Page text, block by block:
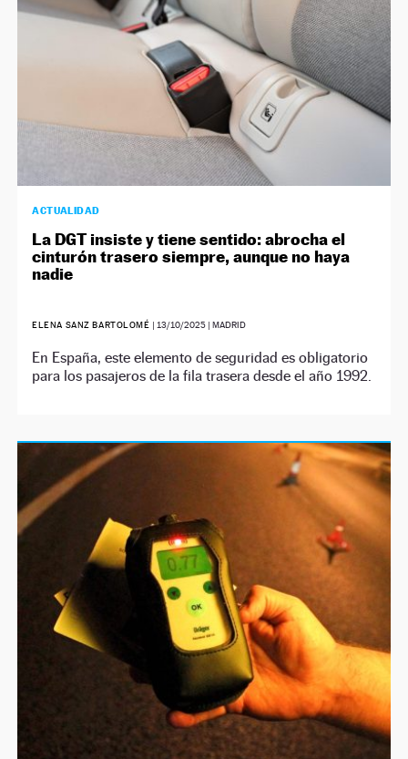
ACTUALIDAD
La DGT insiste y tiene sentido: abrocha el
cinturón trasero siempre, aunque no haya
nadie
ELENA SANZ BARTOLOMÉ | 13/10/2025| MADRID
En España, este elemento de seguridad es obligatorio
para los pasajeros de la fila trasera desde el año 1992.